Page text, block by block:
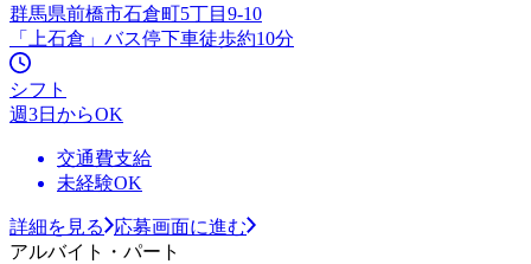
群馬県前橋市石倉町5丁目9-10
「上石倉」バス停下車徒歩約10分
シフト
週3日からOK
交通費支給
未経験OK
詳細を見る
応募画面に進む
アルバイト・パート